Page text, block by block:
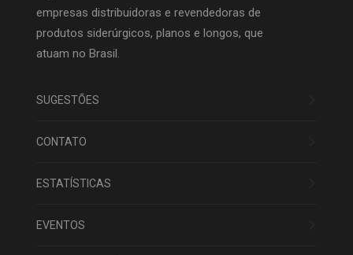
empresas distribuidoras e revendedoras de
produtos siderúrgicos, planos e longos, que
atuam no Brasil.
SUGESTÕES
CONTATO
ESTATÍSTICAS
EVENTOS